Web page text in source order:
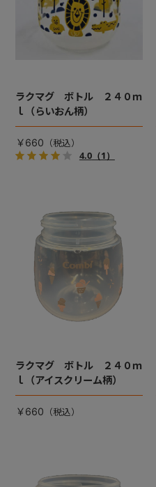
ラクマグ ボトル ２４０ｍ
ｌ（らいおん柄）
￥660
4.0（1）
ラクマグ ボトル ２４０ｍ
ｌ（アイスクリーム柄）
￥660